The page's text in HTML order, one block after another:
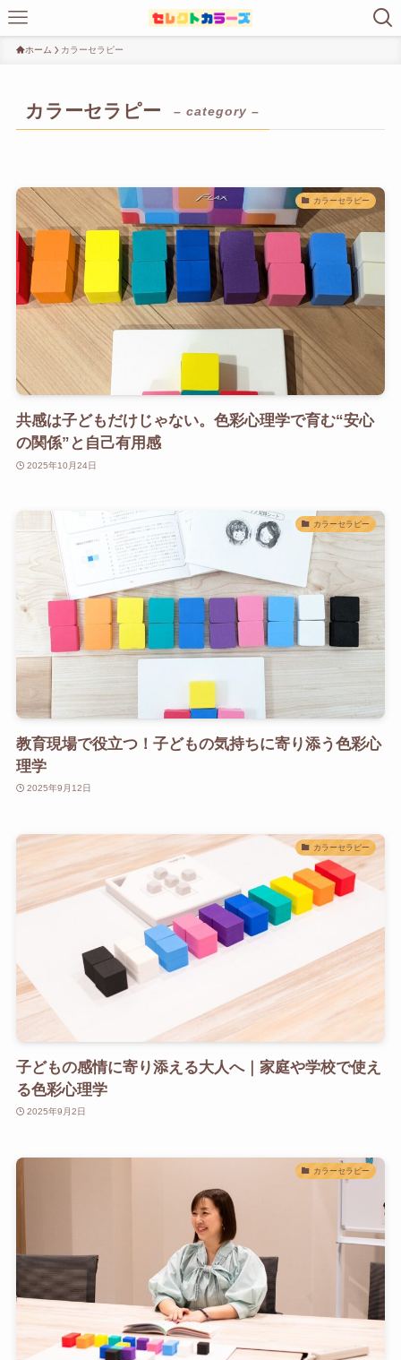
ホーム カラーセラピー
カラーセラピー – category –
カラーセラピー
共感は子どもだけじゃない。色彩心理学で育む“安心
の関係”と自己有用感
2025年10月24日
カラーセラピー
教育現場で役立つ！子どもの気持ちに寄り添う色彩心
理学
2025年9月12日
カラーセラピー
子どもの感情に寄り添える大人へ｜家庭や学校で使え
る色彩心理学
2025年9月2日
カラーセラピー